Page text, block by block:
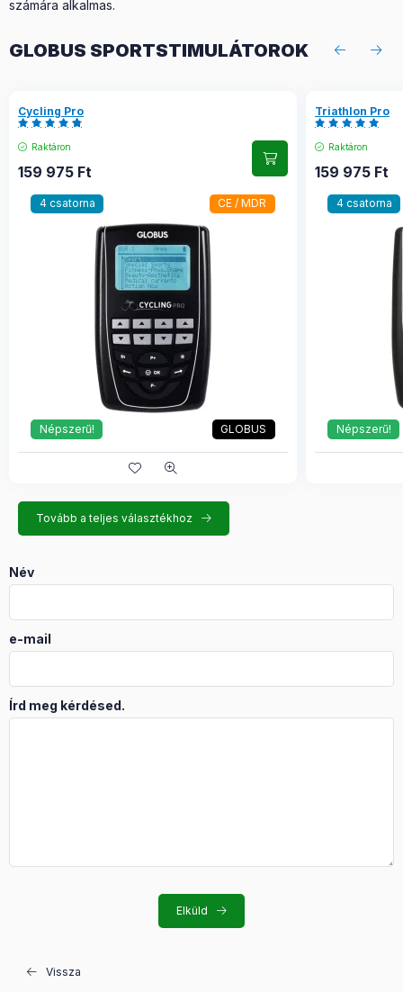
számára alkalmas.
GLOBUS SPORTSTIMULÁTOROK
Cycling Pro
Raktáron
159 975 Ft
4 csatorna CE / MDR
Népszerű! GLOBUS
Triathlon Pro
Raktáron
159 975Ft
4 csatorna
Népszerű!
Tovább a teljes választékhoz
Név
e-mail
Írd meg kérdésed.
Elküld
Vissza